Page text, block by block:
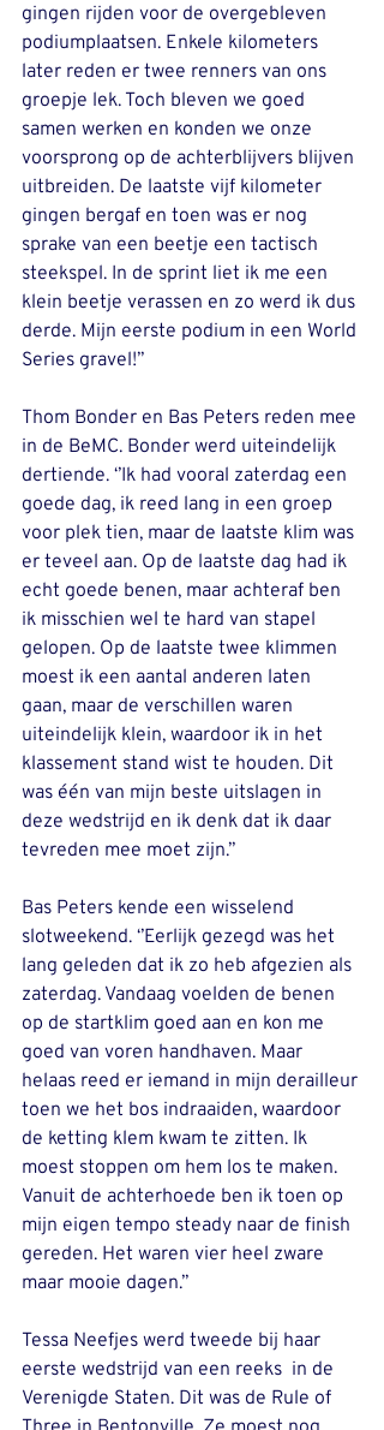
gingen rijden voor de overgebleven
podiumplaatsen. Enkele kilometers
later reden er twee renners van ons
groepje lek. Toch bleven we goed
samen werken en konden we onze
voorsprong op de achterblijvers blijven
uitbreiden. De laatste vijf kilometer
gingen bergaf en toen was er nog
sprake van een beetje een tactisch
steekspel. In de sprint liet ik me een
klein beetje verassen en zo werd ik dus
derde. Mijn eerste podium in een World
Series gravel!’’
Thom Bonder en Bas Peters reden mee
in de BeMC. Bonder werd uiteindelijk
dertiende. ‘’Ik had vooral zaterdag een
goede dag, ik reed lang in een groep
voor plek tien, maar de laatste klim was
er teveel aan. Op de laatste dag had ik
echt goede benen, maar achteraf ben
ik misschien wel te hard van stapel
gelopen. Op de laatste twee klimmen
moest ik een aantal anderen laten
gaan, maar de verschillen waren
uiteindelijk klein, waardoor ik in het
klassement stand wist te houden. Dit
was één van mijn beste uitslagen in
deze wedstrijd en ik denk dat ik daar
tevreden mee moet zijn.’’
Bas Peters kende een wisselend
slotweekend. ‘’Eerlijk gezegd was het
lang geleden dat ik zo heb afgezien als
zaterdag. Vandaag voelden de benen
op de startklim goed aan en kon me
goed van voren handhaven. Maar
helaas reed er iemand in mijn derailleur
toen we het bos indraaiden, waardoor
de ketting klem kwam te zitten. Ik
moest stoppen om hem los te maken.
Vanuit de achterhoede ben ik toen op
mijn eigen tempo steady naar de finish
gereden. Het waren vier heel zware
maar mooie dagen.’’
Tessa Neefjes werd tweede bij haar
eerste wedstrijd van een reeks  in de
Verenigde Staten. Dit was de Rule of